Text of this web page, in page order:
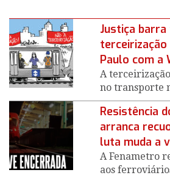
Justiça
Paulo com a
A
no transporte
Resistência
arranca
luta muda a
A Fenametro
aos